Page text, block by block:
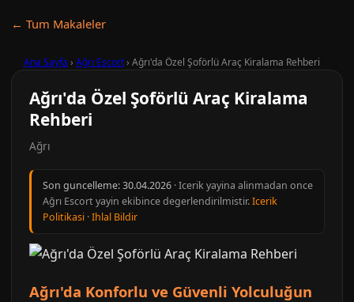
← Tum Makaleler
Ana Sayfa › Ağrı Escort› Ağrı'da Özel Şoförlü Araç Kiralama Rehberi
Ağrı'da Özel Şoförlü Araç Kiralama
Rehberi
Ağrı
Son guncelleme:30.04.2026 · Icerik yayina alinmadan once
Ağrı Escort yayin ekibince degerlendirilmistir.Icerik
Politikasi ·Ihlal Bildir
Ağrı'da Konforlu ve Güvenli Yolculuğun